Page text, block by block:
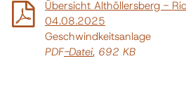
Übersicht Althöllersberg -
04.08.2025
Geschwindkeitsanlage
PDF-Datei, 692 KB